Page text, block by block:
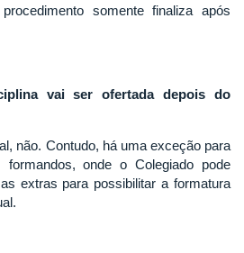
somente finaliza após
vai ser ofertada depois do
não. Contudo, há uma exceção para
onde o Colegiado pode
extras para possibilitar a formatura